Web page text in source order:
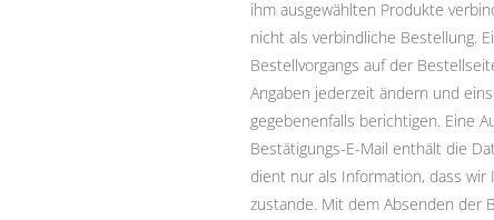
ihm ausgewählten Produkte
nicht als verbindliche Bestellung.
Bestellvorgangs auf der
Angaben jederzeit ändern und
gegebenenfalls berichtigen. Eine
Bestätigungs-E-Mail enthält die
dient nur als Information, dass
zustande. Mit dem Absenden der